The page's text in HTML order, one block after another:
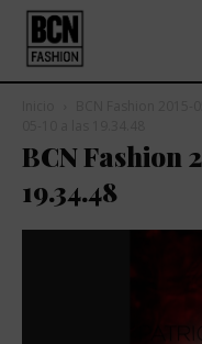
BCN Fashion
19.34.48